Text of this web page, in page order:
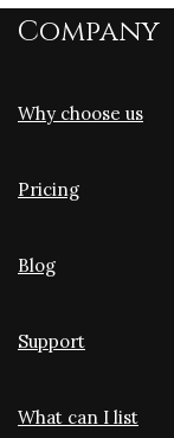
Company
Why choose us
Pricing
Blog
Support
What can I list